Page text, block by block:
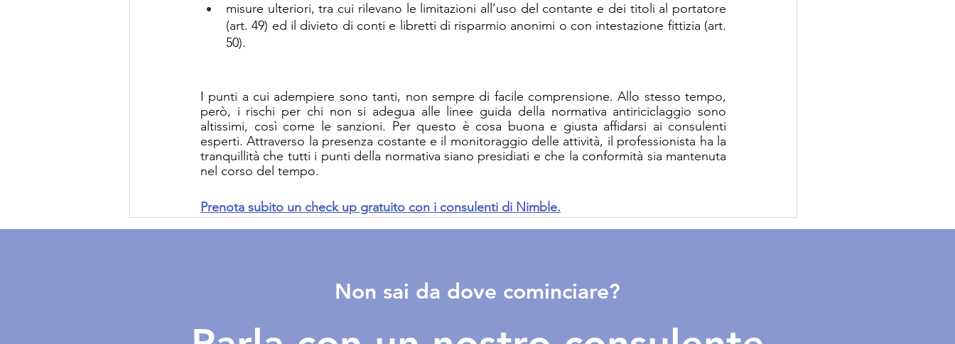
misure ulteriori, tra cui rilevano le limitazioni all’uso del contante e dei titoli al portatore
(art. 49) ed il divieto di conti e libretti di risparmio anonimi o con intestazione fittizia (art.
50).
I punti a cui adempiere sono tanti, non sempre di facile comprensione. Allo stesso tempo,
però, i rischi per chi non si adegua alle linee guida della normativa antiriciclaggio sono
altissimi, così come le sanzioni. Per questo è cosa buona e giusta affidarsi ai consulenti
esperti. Attraverso la presenza costante e il monitoraggio delle attività, il professionista ha la
tranquillità che tutti i punti della normativa siano presidiati e che la conformità sia mantenuta
nel corso del tempo.
Prenota subito un check up gratuito con i consulenti di Nimble.
Non sai da dove cominciare?